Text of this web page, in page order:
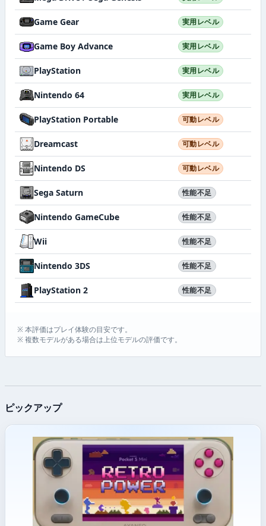
Game Gear 実用レベル
Game Boy Advance 実用レベル
PlayStation 実用レベル
Nintendo 64 実用レベル
PlayStation Portable 可動レベル
Dreamcast 可動レベル
Nintendo DS 可動レベル
Sega Saturn 性能不足
Nintendo GameCube 性能不足
Wii 性能不足
Nintendo 3DS 性能不足
PlayStation 2 性能不足
※ 本評価はプレイ体験の目安です。
※ 複数モデルがある場合は上位モデルの評価です。
ピックアップ